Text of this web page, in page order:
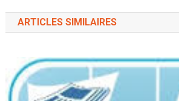
ARTICLES SIMILAIRES